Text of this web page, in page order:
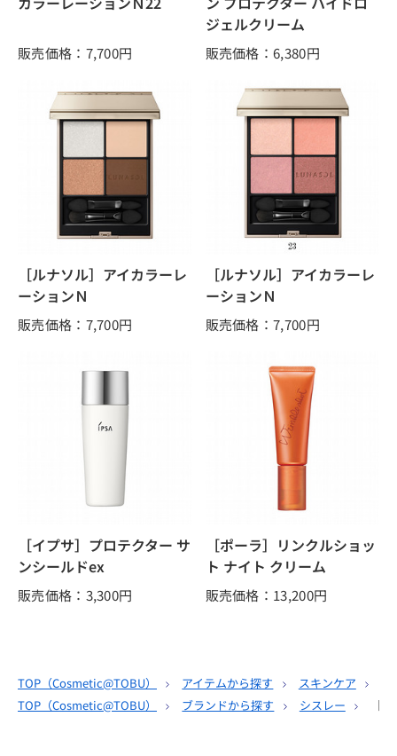
販売価格：7,700円
ジェルクリーム
販売価格：6,380円
［ルナソル］アイカラーレ
ーションＮ
販売価格：7,700円
［ルナソル］アイカラーレ
ーションＮ
販売価格：7,700円
［イプサ］プロテクター サ
ンシールドex
販売価格：3,300円
［ポーラ］リンクルショッ
ト ナイト クリーム
販売価格：13,200円
TOP（Cosmetic@TOBU） アイテムから探す スキンケア
TOP（Cosmetic@TOBU） ブランドから探す シスレー ［